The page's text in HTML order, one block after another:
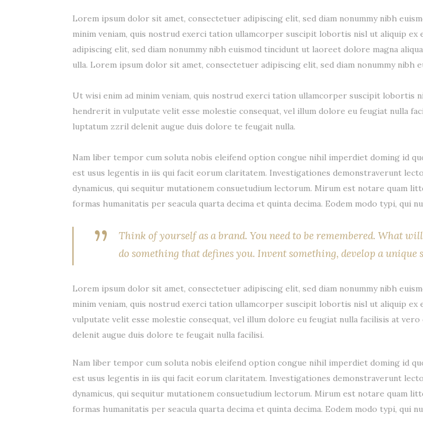
Lorem ipsum dolor sit amet, consectetuer adipiscing elit, sed diam nonummy nibh
minim veniam, quis nostrud exerci tation ullamcorper suscipit lobortis nisl ut aliquip
adipiscing elit, sed diam nonummy nibh euismod tincidunt ut laoreet dolore magna
ulla. Lorem ipsum dolor sit amet, consectetuer adipiscing elit, sed diam nonummy
Ut wisi enim ad minim veniam, quis nostrud exerci tation ullamcorper suscipit lobortis
hendrerit in vulputate velit esse molestie consequat, vel illum dolore eu feugiat nulla
luptatum zzril delenit augue duis dolore te feugait nulla.
Nam liber tempor cum soluta nobis eleifend option congue nihil imperdiet doming id
est usus legentis in iis qui facit eorum claritatem. Investigationes demonstraverunt
dynamicus, qui sequitur mutationem consuetudium lectorum. Mirum est notare quam
formas humanitatis per seacula quarta decima et quinta decima. Eodem modo typi, qui
”
Think of yourself as a brand. You need to be remembered. What
do something that defines you. Invent something, develop a
Lorem ipsum dolor sit amet, consectetuer adipiscing elit, sed diam nonummy nibh
minim veniam, quis nostrud exerci tation ullamcorper suscipit lobortis nisl ut aliquip
vulputate velit esse molestie consequat, vel illum dolore eu feugiat nulla facilisis at
delenit augue duis dolore te feugait nulla facilisi.
Nam liber tempor cum soluta nobis eleifend option congue nihil imperdiet doming id
est usus legentis in iis qui facit eorum claritatem. Investigationes demonstraverunt
dynamicus, qui sequitur mutationem consuetudium lectorum. Mirum est notare quam
formas humanitatis per seacula quarta decima et quinta decima. Eodem modo typi, qui